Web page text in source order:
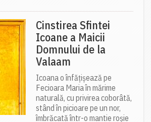
Cinstirea Sfintei
Icoane a Maicii
Domnului de la
Valaam
Icoana o înfățișează pe
Fecioara Maria în mărime
naturală, cu privirea coborâtă,
stând în picioare pe un nor,
îmbrăcată într-o mantie roșie